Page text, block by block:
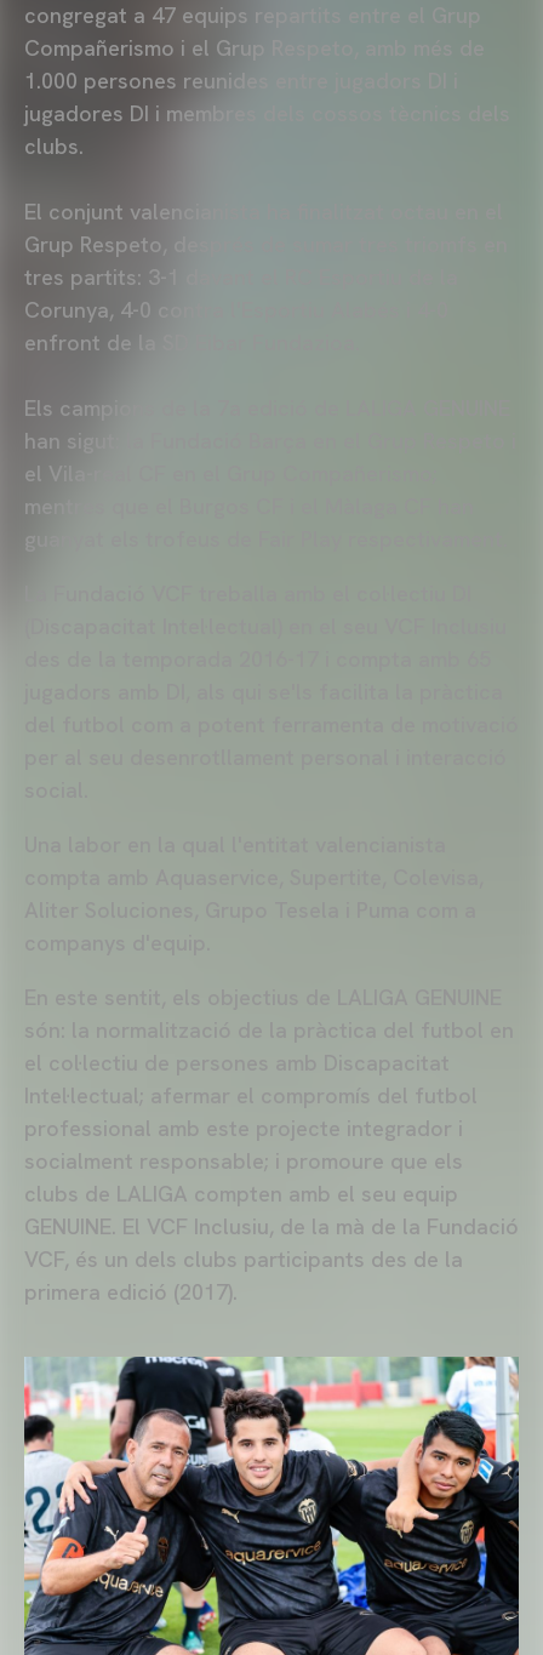
congregat a 47 equips repartits entre el Grup
Compañerismo i el Grup Respeto, amb més de
1.000 persones reunides entre jugadors DI i
jugadores DI i membres dels cossos tècnics dels
clubs.
El conjunt valencianista ha finalitzat octau en el
Grup Respeto, després de sumar tres triomfs en
tres partits: 3-1 davant el RC Esportiu de la
Corunya, 4-0 contra l'Esportiu Alabés i 4-0
enfront de la SD Eibar Fundazioa.
Els campions de la 7a edició de LALIGA GENUINE
han sigut: la Fundació Barça en el Grup Respeto i
el Vila-real CF en el Grup Compañerismo;
mentres que el Burgos CF i el Màlaga CF han
són: la normalització de la pràctica del futbol en
el col·lectiu de persones amb Discapacitat
Intel·lectual; afermar el compromís del futbol
professional amb este projecte integrador i
socialment responsable; i promoure que els
clubs de LALIGA compten amb el seu equip
GENUINE. El VCF Inclusiu, de la mà de la Fundació
VCF, és un dels clubs participants des de la
primera edició (2017).